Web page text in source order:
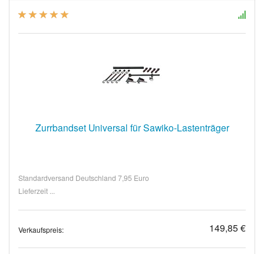
Zurrbandset Universal für Sawiko-Lastenträger
Standardversand Deutschland 7,95 Euro
Lieferzeit ...
Verkaufspreis: 149,85 €